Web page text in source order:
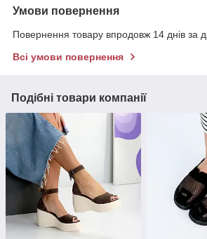
Умови повернення
Повернення товару впродовж 14 днів за
Всі умови повернення
Подібні товари компанії